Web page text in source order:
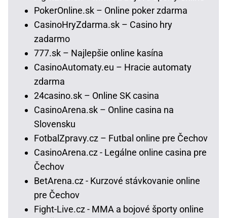
PokerOnline.sk – Online poker zdarma
CasinoHryZdarma.sk – Casino hry
zadarmo
777.sk – Najlepšie online kasína
CasinoAutomaty.eu – Hracie automaty
zdarma
24casino.sk – Online SK casina
CasinoArena.sk – Online casina na
Slovensku
FotbalZpravy.cz – Futbal online pre Čechov
CasinoArena.cz - Legálne online casina pre
Čechov
BetArena.cz - Kurzové stávkovanie online
pre Čechov
Fight-Live.cz - MMA a bojové športy online